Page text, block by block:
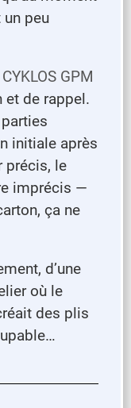
peu
GPM
et de rappel.
initiale après
précis, le
imprécis —
ça ne
d’une
où le
des plis